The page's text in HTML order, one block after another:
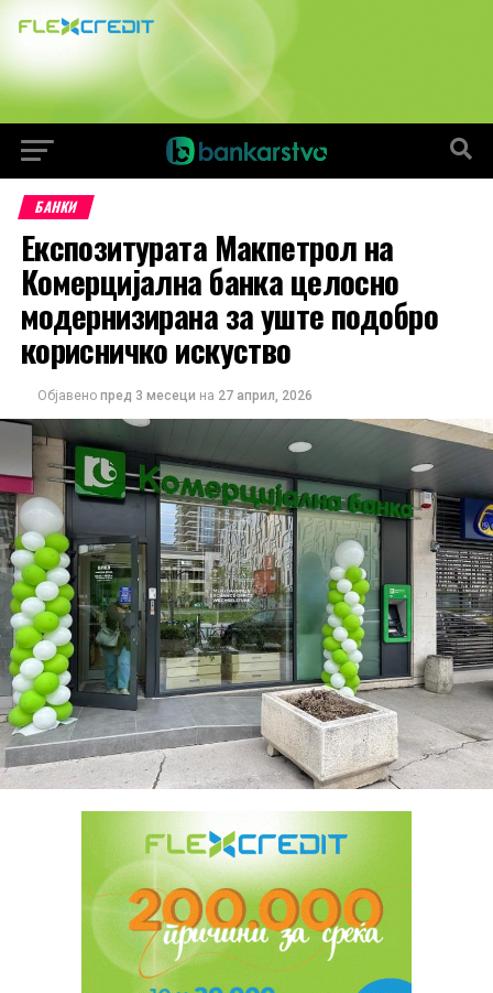
БАНКИ
Експозитурата Макпетрол на
Комерцијална банка целосно
модернизирана за уште подобро
корисничко искуство
Објавено пред 3 месеци на 27 април, 2026